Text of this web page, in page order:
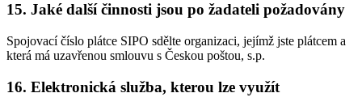
15. Jaké další činnosti jsou po žadateli požadovány
Spojovací číslo plátce SIPO sdělte organizaci, jejímž jste plátcem a
která má uzavřenou smlouvu s Českou poštou, s.p.
16. Elektronická služba, kterou lze využít